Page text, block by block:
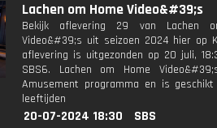
Lachen om Home Video&#39;s
Bekijk aflevering 29 van Lachen
Video&#39;s uit seizoen 2024 hier op
aflevering is uitgezonden op 20 juli,
SBS6. Lachen om Home
Amusement programma en is
leeftijden
20-07-2024 18:30
SBS